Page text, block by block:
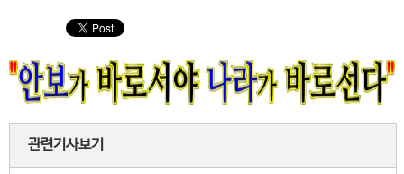
관련기사보기